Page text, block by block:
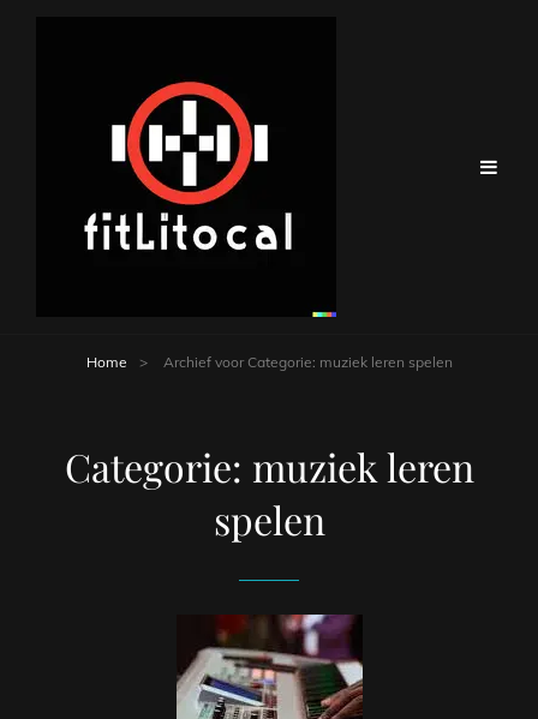
Home > Archief voor Categorie: muziek leren spelen
Categorie: muziek leren
spelen